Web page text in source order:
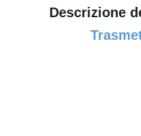
Descrizione